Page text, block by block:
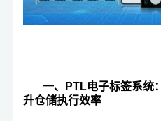
一、PTL电子标签系统
升仓储执行效率